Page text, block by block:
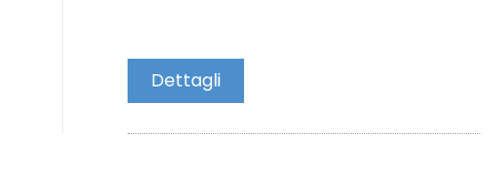
Dettagli